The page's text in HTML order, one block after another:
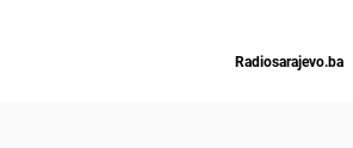
Radiosarajevo.ba